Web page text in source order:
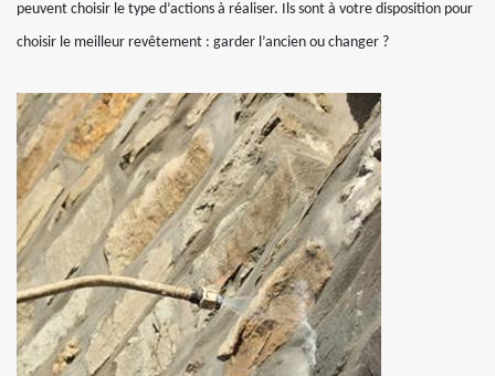
peuvent choisir le type d’actions à réaliser. Ils sont à votre disposition pour
choisir le meilleur revêtement : garder l’ancien ou changer ?